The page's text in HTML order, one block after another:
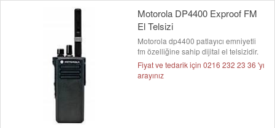
Motorola DP4400 Exproof FM
El Telsizi
Motorola dp4400 patlayıcı emniyetli
fm özelliğine sahip dijital el telsizidir.
Fiyat ve tedarik için 0216 232 23 36 'yı
arayınız